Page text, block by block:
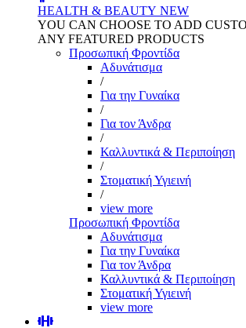
HEALTH & BEAUTY NEW
YOU CAN CHOOSE TO ADD
ANY FEATURED PRODUCTS
Προσωπική Φροντίδα
Αδυνάτισμα
/
Για την Γυναίκα
/
Για τον Άνδρα
/
Καλλυντικά & Περιποίηση
/
Στοματική Υγιεινή
/
view more
Προσωπική Φροντίδα
Αδυνάτισμα
Για την Γυναίκα
Για τον Άνδρα
Καλλυντικά & Περιποίηση
Στοματική Υγιεινή
view more